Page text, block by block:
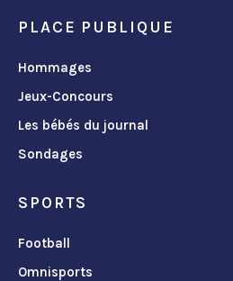
PLACE PUBLIQUE
Hommages
Jeux-Concours
Les bébés du journal
Sondages
SPORTS
Football
Omnisports